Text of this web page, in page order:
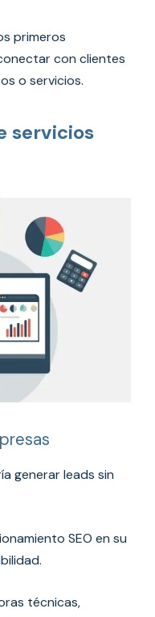
primeros
con clientes
o servicios.
servicios
generar leads sin
SEO en su
técnicas,